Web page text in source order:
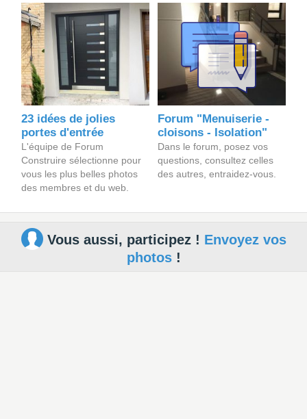
23 idées de jolies
portes d'entrée
L'équipe de Forum
Construire sélectionne pour
vous les plus belles photos
des membres et du web.
Forum "Menuiserie -
cloisons - Isolation"
Dans le forum, posez vos
questions, consultez celles
des autres, entraidez-vous.
Vous aussi, participez ! Envoyez vos
photos!